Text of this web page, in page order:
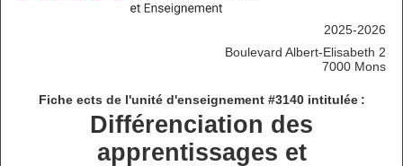
2025-2026
Boulevard Albert-Elisabeth 2
7000 Mons
Fiche ects de l'unité d'enseignement #3140 intitulée :
Différenciation des
apprentissages et